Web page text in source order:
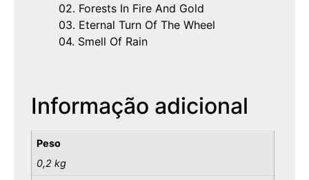
02. Forests In Fire And Gold
03. Eternal Turn Of The Wheel
04. Smell Of Rain
Informação adicional
Peso
0,2 kg